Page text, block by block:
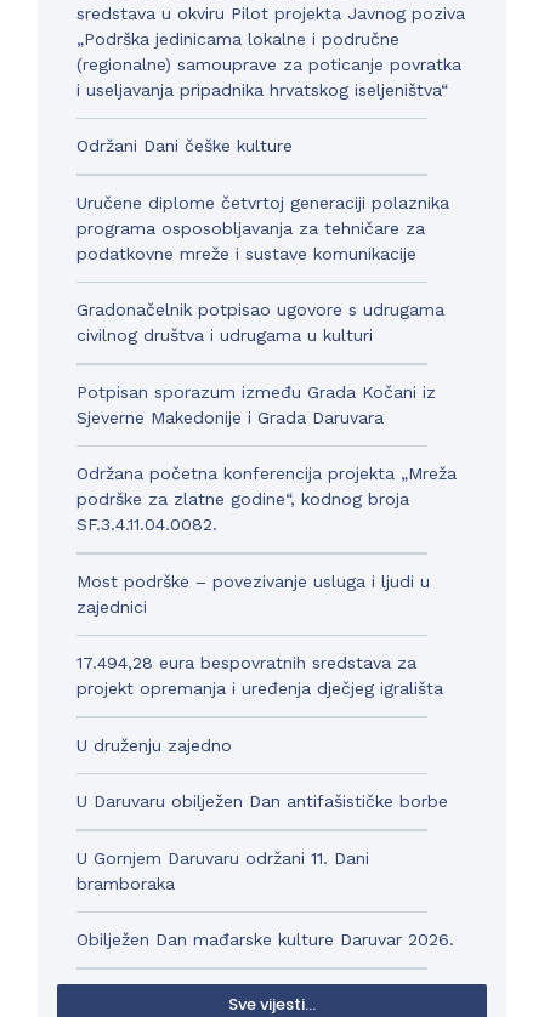
sredstava u okviru Pilot projekta Javnog poziva
„Podrška jedinicama lokalne i područne
(regionalne) samouprave za poticanje povratka
i useljavanja pripadnika hrvatskog iseljeništva“
Održani Dani češke kulture
Uručene diplome četvrtoj generaciji polaznika
programa osposobljavanja za tehničare za
podatkovne mreže i sustave komunikacije
Gradonačelnik potpisao ugovore s udrugama
civilnog društva i udrugama u kulturi
Potpisan sporazum između Grada Kočani iz
Sjeverne Makedonije i Grada Daruvara
Održana početna konferencija projekta „Mreža
podrške za zlatne godine“, kodnog broja
SF.3.4.11.04.0082.
Most podrške – povezivanje usluga i ljudi u
zajednici
17.494,28 eura bespovratnih sredstava za
projekt opremanja i uređenja dječjeg igrališta
U druženju zajedno
U Daruvaru obilježen Dan antifašističke borbe
U Gornjem Daruvaru održani 11. Dani
bramboraka
Obilježen Dan mađarske kulture Daruvar 2026.
Sve vijesti...